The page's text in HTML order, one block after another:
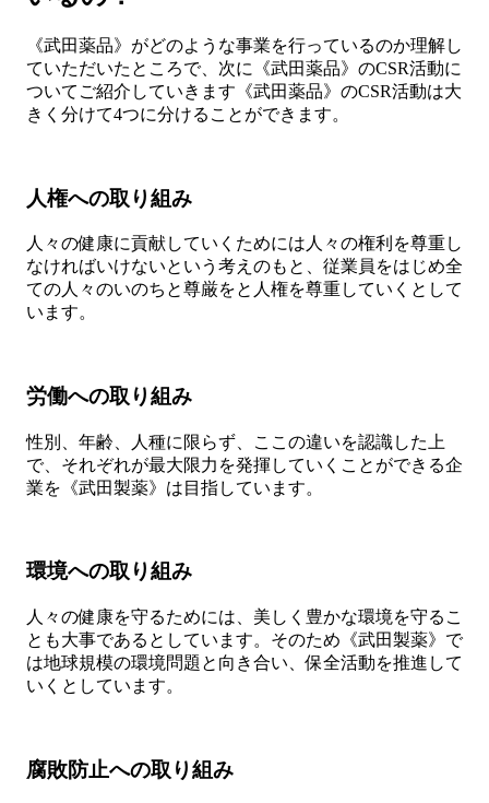
《武田薬品》がどのような事業を行っているのか理解し
ていただいたところで、次に《武田薬品》のCSR活動に
ついてご紹介していきます《武田薬品》のCSR活動は大
きく分けて4つに分けることができます。
人権への取り組み
人々の健康に貢献していくためには人々の権利を尊重し
なければいけないという考えのもと、従業員をはじめ全
ての人々のいのちと尊厳をと人権を尊重していくとして
います。
労働への取り組み
性別、年齢、人種に限らず、ここの違いを認識した上
で、それぞれが最大限力を発揮していくことができる企
業を《武田製薬》は目指しています。
環境への取り組み
人々の健康を守るためには、美しく豊かな環境を守るこ
とも大事であるとしています。そのため《武田製薬》で
は地球規模の環境問題と向き合い、保全活動を推進して
いくとしています。
腐敗防止への取り組み